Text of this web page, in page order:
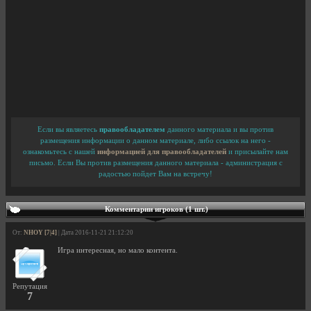
Если вы являетесь правообладателем данного материала и вы против
размещения информации о данном материале, либо ссылок на него -
ознакомьтесь с нашей информацией для правообладателей и присылайте нам
письмо. Если Вы против размещения данного материала - администрация с
радостью пойдет Вам на встречу!
Комментарии игроков (1 шт.)
От: NHOY [7|4] | Дата 2016-11-21 21:12:20
Репутация
7
Игра интересная, но мало контента.